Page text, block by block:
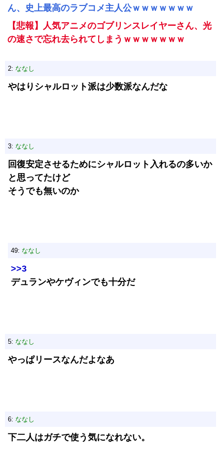
ん、史上最高のラブコメ主人公ｗｗｗｗｗｗｗ
【悲報】人気アニメのゴブリンスレイヤーさん、光
の速さで忘れ去られてしまうｗｗｗｗｗｗｗ
2: ななし
やはりシャルロット派は少数派なんだな
3: ななし
回復安定させるためにシャルロット入れるの多いか
と思ってたけど
そうでも無いのか
49: ななし
>>3
デュランやケヴィンでも十分だ
5: ななし
やっぱリースなんだよなあ
6: ななし
下二人はガチで使う気になれない。